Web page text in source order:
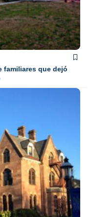
familiares que dejó